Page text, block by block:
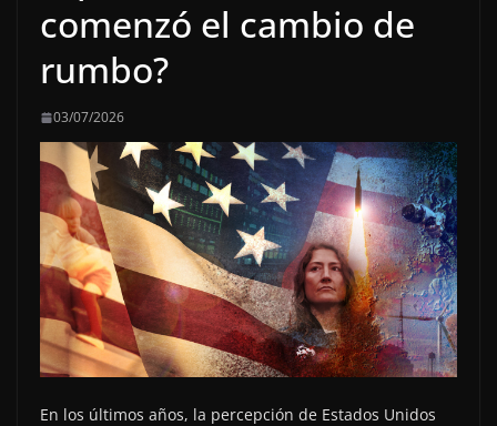
comenzó el cambio de
rumbo?
03/07/2026
En los últimos años, la percepción de Estados Unidos